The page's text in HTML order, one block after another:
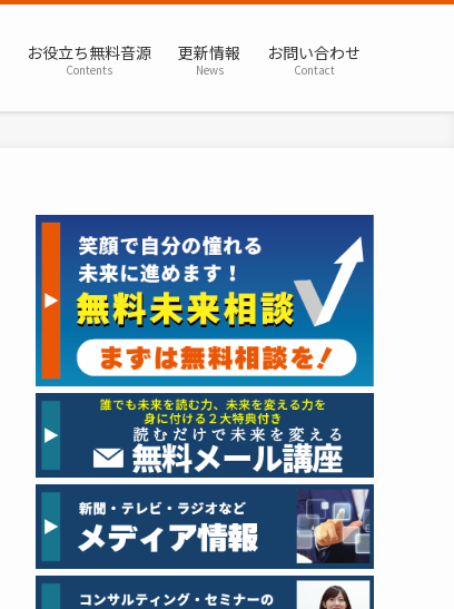
お役立ち無料音源
Contents
更新情報
News
お問い合わせ
Contact